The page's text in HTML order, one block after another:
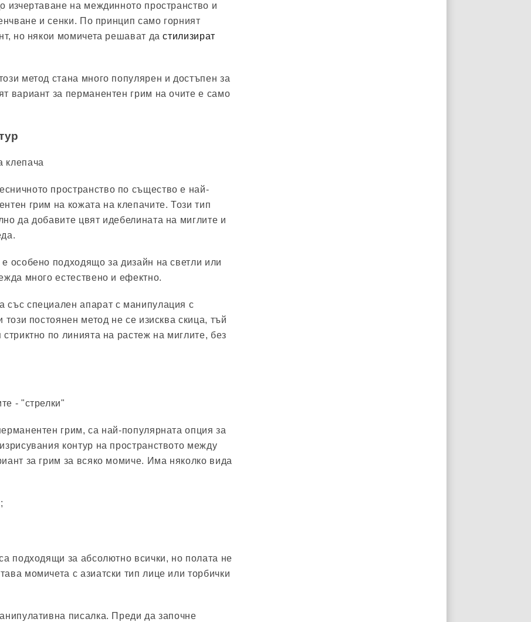
изчертаване на междинното пространство и
и сенки. По принцип само горният
но някои момичета решават дастилизират
метод стана много популярен и достъпен за
вариант за перманентен грим на очите е само
клепача
пространство по същество е най-
грим на кожата на клепачите. Този тип
да добавите цвят идебелината на миглите и
особено подходящо за дизайн на светли или
много естествено и ефектно.
със специален апарат с манипулация с
този постоянен метод не се изисква скица, тъй
стриктно по линията на растеж на миглите, без
- "стрелки"
грим, са най-популярната опция за
контур на пространството между
за грим за всяко момиче. Има няколко вида
подходящи за абсолютно всички, но полата не
момичета с азиатски тип лице или торбички
писалка. Преди да започне